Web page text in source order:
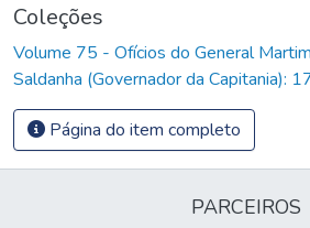
Coleções
Volume 75 - Ofícios do General
Saldanha (Governador da Capitania):
Página do item completo
PARCEIROS